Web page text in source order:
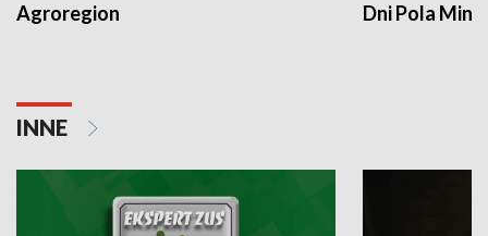
Agroregion Dni Pola
INNE